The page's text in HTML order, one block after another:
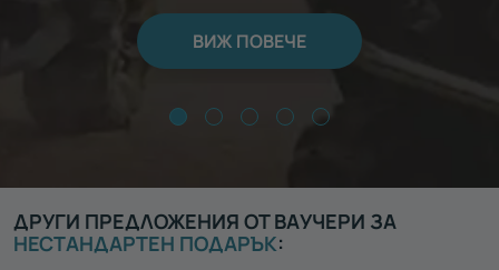
ВИЖ ПОВЕЧЕ
ДРУГИ ПРЕДЛОЖЕНИЯ ОТ ВАУЧЕРИ ЗА
НЕСТАНДАРТЕН ПОДАРЪК: